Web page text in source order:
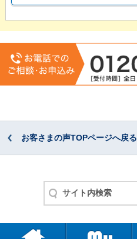
お客さまの声TOPページへ戻る